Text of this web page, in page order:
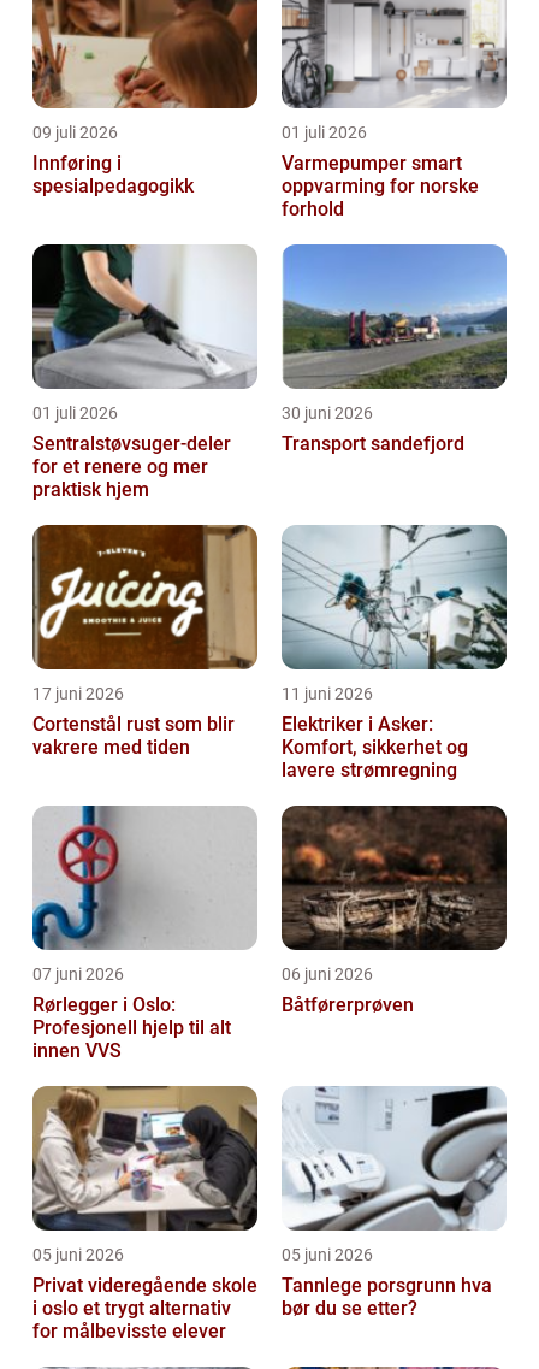
09 juli 2026
Innføring i
spesialpedagogikk
01 juli 2026
Varmepumper smart
oppvarming for norske
forhold
01 juli 2026
Sentralstøvsuger-deler
for et renere og mer
praktisk hjem
30 juni 2026
Transport sandefjord
17 juni 2026
Cortenstål rust som blir
vakrere med tiden
11 juni 2026
Elektriker i Asker:
Komfort, sikkerhet og
lavere strømregning
07 juni 2026
Rørlegger i Oslo:
Profesjonell hjelp til alt
innen VVS
06 juni 2026
Båtførerprøven
05 juni 2026
Privat videregående skole
i oslo et trygt alternativ
for målbevisste elever
05 juni 2026
Tannlege porsgrunn hva
bør du se etter?